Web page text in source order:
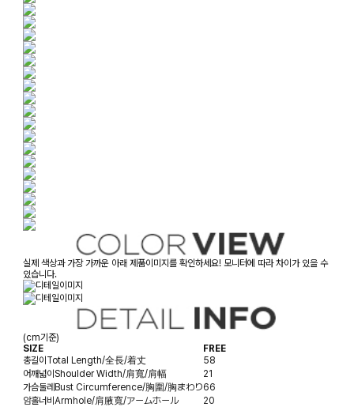
실제 색상과 가장 가까운 아래 제품이미지를 확인하세요! 모니터에 따라 차이가 있을 수
있습니다.
(cm기준)
SIZE
FREE
총길이Total Length/全長/着丈
58
어깨넓이Shoulder Width/肩寬/肩幅
21
가슴둘레Bust Circumference/胸圍/胸まわり66
암홀너비Armhole/肩腋寬/アームホール
20